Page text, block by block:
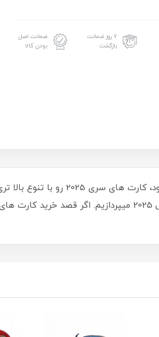
۷ روز ضمانت
بازگشت
ضمانت اصل
بودن کالا
شرکت کیمدی که از کارت های محبوب کیمدی فوتبال
2025 در 10 دسته بندی قرار دارند که در وبلاگ به معرفی کامل انواع کارت های